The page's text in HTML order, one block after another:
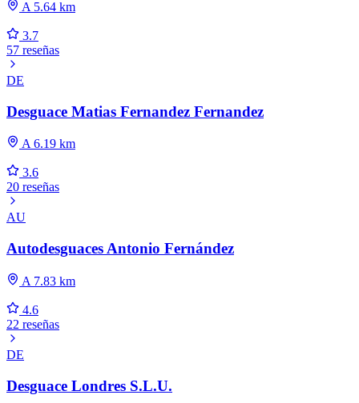
A 5.64 km
3.7
57 reseñas
DE
Desguace Matias Fernandez Fernandez
A 6.19 km
3.6
20 reseñas
AU
Autodesguaces Antonio Fernández
A 7.83 km
4.6
22 reseñas
DE
Desguace Londres S.L.U.